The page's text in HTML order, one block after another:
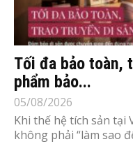
Tối đa bảo toàn,
phẩm bảo...
05/08/2026
Khi thế hệ tích sản tại
không phải “làm sao